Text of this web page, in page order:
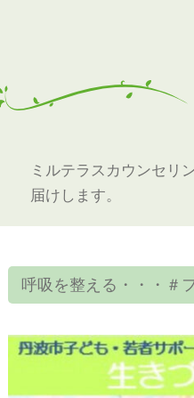
ミルテラスカウンセリ
届けします。
呼吸を整える・・・＃